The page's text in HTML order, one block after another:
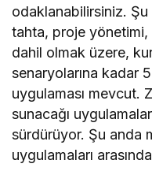
odaklanabilirsiniz.
tahta, proje yönetimi,
dahil olmak üzere,
senaryolarına kadar
uygulaması mevcut.
sunacağı
sürdürüyor. Şu anda
uygulamaları